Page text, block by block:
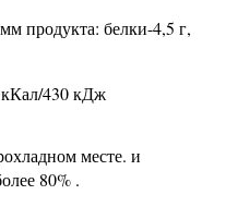
продукта: белки-4,5 г,
430 кДж
месте. и
80% .